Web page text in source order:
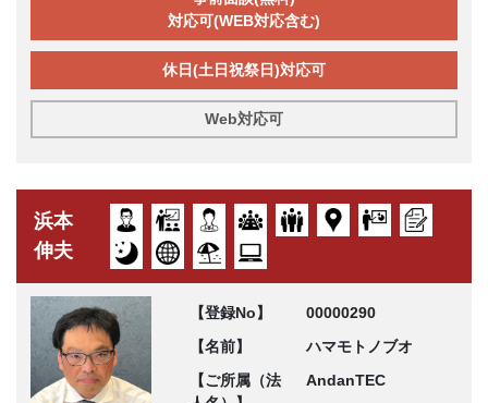
対応可(WEB対応含む)
休日(土日祝祭日)対応可
Web対応可
浜本
伸夫
【登録No】
00000290
【名前】
ハマモトノブオ
【ご所属（法
AndanTEC